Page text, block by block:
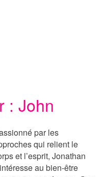
: John
par les
qui relient le
et l’esprit, Jonathan
au bien-être